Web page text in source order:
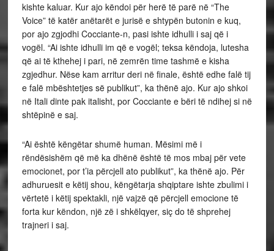
kishte kaluar. Kur ajo këndoi për herë të parë në “The
Voice” të katër anëtarët e jurisë e shtypën butonin e kuq,
por ajo zgjodhi Cocciante-n, pasi ishte idhulli i saj që i
vogël. “Ai ishte idhulli im që e vogël; teksa këndoja, lutesha
që ai të kthehej i pari, në zemrën time tashmë e kisha
zgjedhur. Nëse kam arritur deri në finale, është edhe falë tij
e falë mbështetjes së publikut”, ka thënë ajo. Kur ajo shkoi
në Itali dinte pak italisht, por Cocciante e bëri të ndihej si në
shtëpinë e saj.
“Ai është këngëtar shumë human. Mësimi më i
rëndësishëm që më ka dhënë është të mos mbaj për vete
emocionet, por t’ia përcjell ato publikut”, ka thënë ajo. Për
adhuruesit e këtij shou, këngëtarja shqiptare ishte zbulimi i
vërtetë i këtij spektakli, një vajzë që përcjell emocione të
forta kur këndon, një zë i shkëlqyer, siç do të shprehej
trajneri i saj.